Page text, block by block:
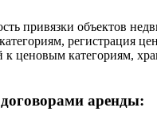
привязки объектов
регистрация
к ценовым категориям,
аренды: